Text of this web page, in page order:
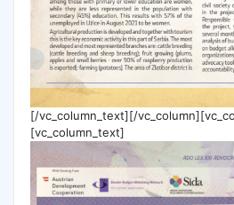
[/vc_column_text][/
[vc_column_text]